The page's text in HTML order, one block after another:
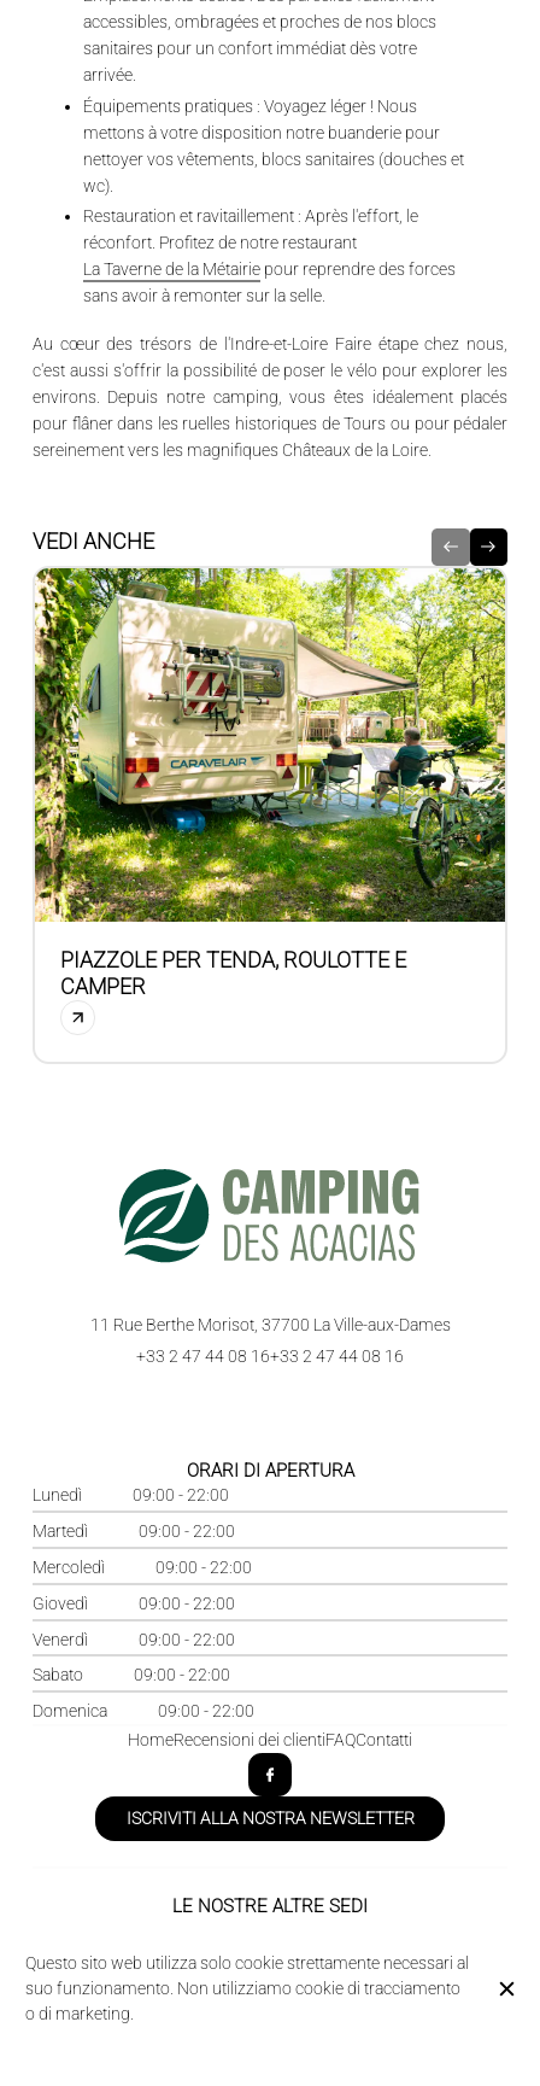
accessibles, ombragées et proches de nos blocs
sanitaires pour un confort immédiat dès votre
arrivée.
Équipements pratiques : Voyagez léger ! Nous
mettons à votre disposition notre buanderie pour
nettoyer vos vêtements, blocs sanitaires (douches et
wc).
Restauration et ravitaillement : Après l'effort, le
réconfort. Profitez de notre restaurant
La Taverne de la Métairie pour reprendre des forces
sans avoir à remonter sur la selle.
Au cœur des trésors de l'Indre-et-LoireFaire étape chez nous,
c'est aussi s'offrir la possibilité de poser le vélo pour explorer les
environs. Depuis notre camping, vous êtes idéalement placés
pour flâner dans les ruelles historiques de Tours ou pour pédaler
sereinement vers les magnifiques Châteaux de la Loire.
VEDI ANCHE
PIAZZOLE PER TENDA, ROULOTTE E
CAMPER
11 Rue Berthe Morisot, 37700 La Ville-aux-Dames
+33 2 47 44 08 16+33 2 47 44 08 16
ORARI DI APERTURA
Lunedì
09:00 - 22:00
Martedì
09:00 - 22:00
Mercoledì
09:00 - 22:00
Giovedì
09:00 - 22:00
Venerdì
09:00 - 22:00
Sabato
09:00 - 22:00
Domenica
09:00 - 22:00
HomeRecensioni dei clientiFAQContatti
ISCRIVITI ALLA NOSTRA NEWSLETTER
LE NOSTRE ALTRE SEDI
La Taverne de la Metairie
Questo sito web utilizza solo cookie strettamente necessari al
suo funzionamento. Non utilizziamo cookie di tracciamento
o di marketing.